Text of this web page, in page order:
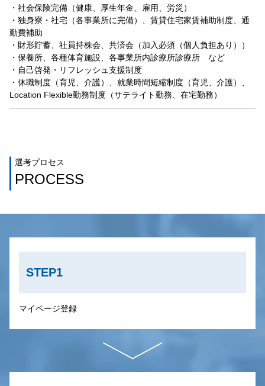
・社会保険完備（健康、厚生年金、雇用、労災）
・独身寮・社宅（各事業所に完備）、賃貸住宅家賃補助制度、通
勤費補助
・財形貯蓄、社員持株会、共済会（加入必須（個人負担あり））
・保養所、各種体育施設、各事業所内診療所診療所 など
・自己啓発・リフレッシュ支援制度
・休職制度（育児、介護）、就業時間短縮制度（育児、介護）、
Location Flexible勤務制度（サテライト勤務、在宅勤務）
選考プロセス
PROCESS
STEP1
マイページ登録